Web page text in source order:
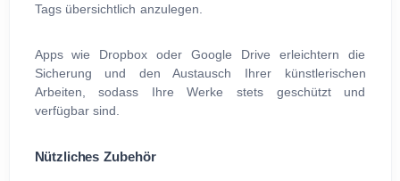
Tags übersichtlich anzulegen.
Apps wie Dropbox oder Google Drive erleichtern die
Sicherung und den Austausch Ihrer künstlerischen
Arbeiten, sodass Ihre Werke stets geschützt und
verfügbar sind.
Nützliches Zubehör